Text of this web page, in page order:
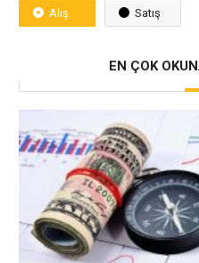
Alış Satış
EN ÇOK